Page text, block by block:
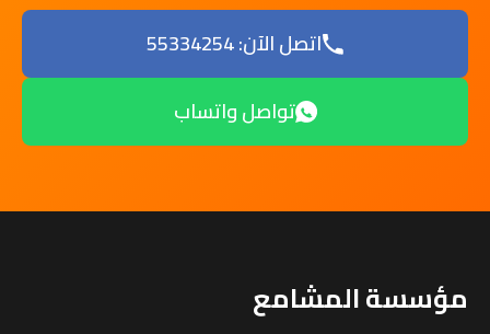
اتصل الآن: 55334254
تواصل واتساب
مؤسسة المشامع